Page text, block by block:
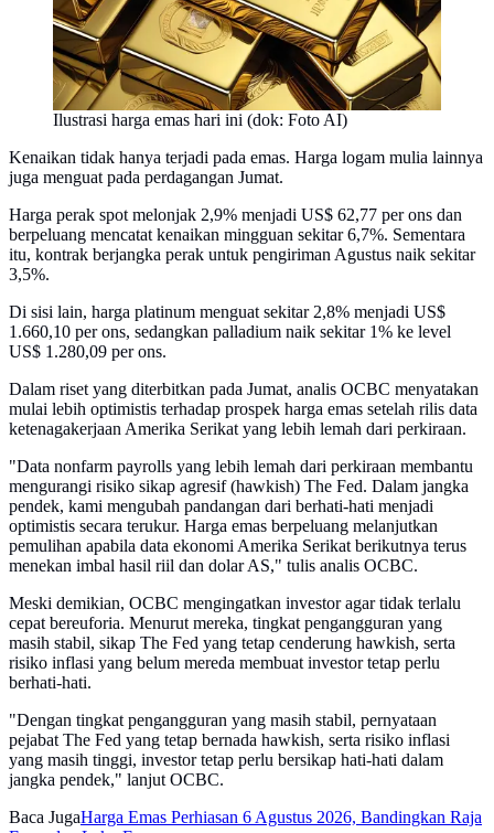
Ilustrasi harga emas hari ini (dok: Foto AI)
Kenaikan tidak hanya terjadi pada emas. Harga logam mulia lainnya
juga menguat pada perdagangan Jumat.
Harga perak spot melonjak 2,9% menjadi US$ 62,77 per ons dan
berpeluang mencatat kenaikan mingguan sekitar 6,7%. Sementara
itu, kontrak berjangka perak untuk pengiriman Agustus naik sekitar
3,5%.
Di sisi lain, harga platinum menguat sekitar 2,8% menjadi US$
1.660,10 per ons, sedangkan palladium naik sekitar 1% ke level
US$ 1.280,09 per ons.
Dalam riset yang diterbitkan pada Jumat, analis OCBC menyatakan
mulai lebih optimistis terhadap prospek harga emas setelah rilis data
ketenagakerjaan Amerika Serikat yang lebih lemah dari perkiraan.
"Data nonfarm payrolls yang lebih lemah dari perkiraan membantu
mengurangi risiko sikap agresif (hawkish) The Fed. Dalam jangka
pendek, kami mengubah pandangan dari berhati-hati menjadi
optimistis secara terukur. Harga emas berpeluang melanjutkan
pemulihan apabila data ekonomi Amerika Serikat berikutnya terus
menekan imbal hasil riil dan dolar AS," tulis analis OCBC.
Meski demikian, OCBC mengingatkan investor agar tidak terlalu
cepat bereuforia. Menurut mereka, tingkat pengangguran yang
masih stabil, sikap The Fed yang tetap cenderung hawkish, serta
risiko inflasi yang belum mereda membuat investor tetap perlu
berhati-hati.
"Dengan tingkat pengangguran yang masih stabil, pernyataan
pejabat The Fed yang tetap bernada hawkish, serta risiko inflasi
yang masih tinggi, investor tetap perlu bersikap hati-hati dalam
jangka pendek," lanjut OCBC.
Baca JugaHarga Emas Perhiasan 6 Agustus 2026, Bandingkan Raja